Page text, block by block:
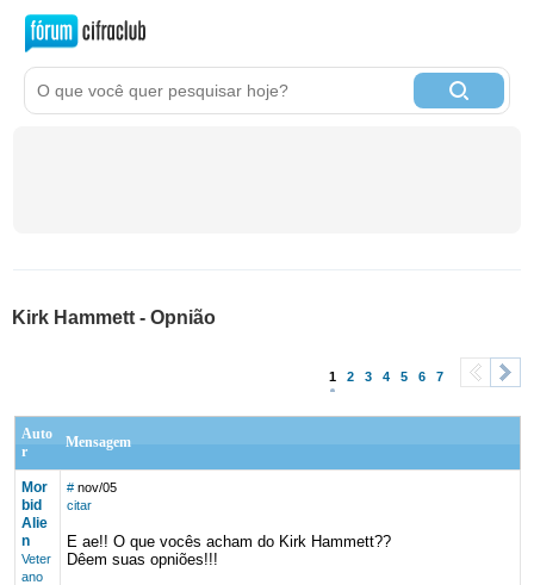
Kirk Hammett - Opnião
1 2 3 4 5 6 7
< >
Auto
r
Mensagem
Mor
bid
Alie
n
Veter
ano
# nov/05
citar
E ae!! O que vocês acham do Kirk Hammett??
Dêem suas opniões!!!